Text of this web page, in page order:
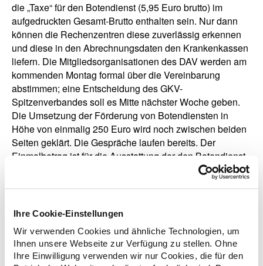
Ihre Cookie-Einstellungen
Wir verwenden Cookies und ähnliche Technologien, um
Ihnen unsere Webseite zur Verfügung zu stellen. Ohne
Ihre Einwilligung verwenden wir nur Cookies, die für den
die „Taxe“ für den Botendienst (5,95 Euro brutto) im
aufgedruckten Gesamt-Brutto enthalten sein. Nur dann
können die Rechenzentren diese zuverlässig erkennen
und diese in den Abrechnungsdaten den Krankenkassen
liefern. Die Mitgliedsorganisationen des DAV werden am
kommenden Montag formal über die Vereinbarung
abstimmen; eine Entscheidung des GKV-
Spitzenverbandes soll es Mitte nächster Woche geben.
Die Umsetzung der Förderung von Botendiensten in
Höhe von einmalig 250 Euro wird noch zwischen beiden
Seiten geklärt. Die Gespräche laufen bereits. Der
Einmalbetrag ist für die Ausstattung der den Botendienst
ausführenden Personen mit Schutzkleidung und
zurück zur Übersicht